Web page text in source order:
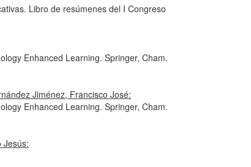
Libro de resúmenes del I Congreso
Enhanced Learning. Springer, Cham.
Jiménez, Francisco José:
Enhanced Learning. Springer, Cham.
Jesús: